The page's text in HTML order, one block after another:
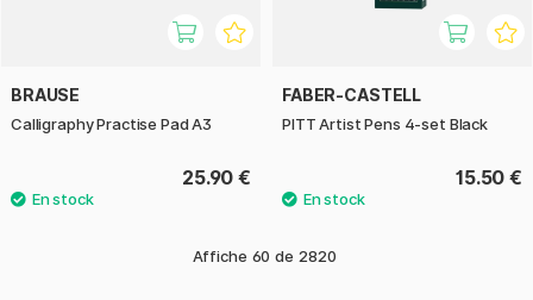
BRAUSE
Calligraphy Practise Pad A3
25.90 €
FABER-CASTELL
PITT Artist Pens 4-set Black
15.50 €
Affiche 60 de 2820